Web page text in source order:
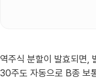
역주식 분할이 발효되면,
30주도 자동으로 B종 보